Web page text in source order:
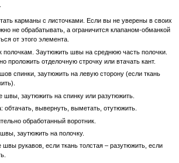
карманы с листочками. Если вы не уверены в своих
не обрабатывать, а ограничится клапаном-обманкой
от этого элемента.
полочкам. Заутюжить швы на среднюю часть полочки.
проложить отделочную строчку или втачать кант.
спинки, заутюжить на левую сторону (если ткань
швы, заутюжить на спинку или разутюжить.
обтачать, вывернуть, выметать, отутюжить.
обработанный воротник.
заутюжить на полочку.
швы рукавов, если ткань толстая – разутюжить, если